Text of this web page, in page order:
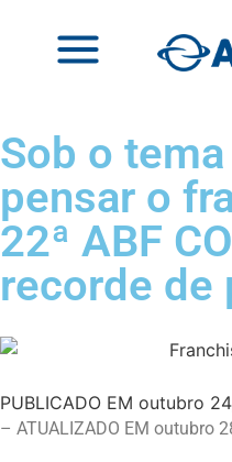
Sob o
pensar o
22ª ABF
recorde de
PUBLICADO EM outubro
– ATUALIZADO EM outubro